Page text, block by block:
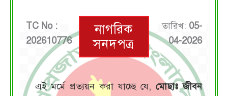
TC No :
202610776
নাগরিক
সনদপত্র
তারিখ: 05-
04-2026
এই মর্মে প্রত্যয়ন করা যাচ্ছে যে,মোছাঃ জীবন